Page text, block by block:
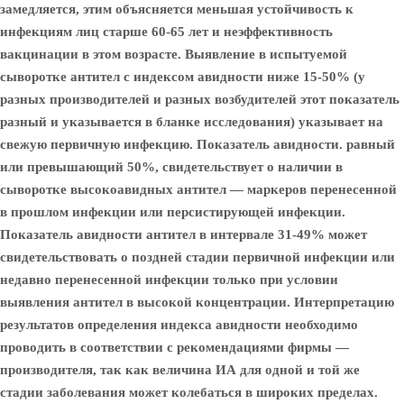
замедляется, этим объясняется меньшая устойчивость к
инфекциям лиц старше 60-65 лет и неэффективность
вакцинации в этом возрасте. Выявление в испытуемой
сыворотке антител с индексом авидности ниже 15-50% (у
разных производителей и разных возбудителей этот показатель
разный и указывается в бланке исследования) указывает на
свежую первичную инфекцию. Показатель авидности. равный
или превышающий 50%, свидетельствует о наличии в
сыворотке высокоавидных антител — маркеров перенесенной
в прошлом инфекции или персистирующей инфекции.
Показатель авидности антител в интервале 31-49% может
свидетельствовать о поздней стадии первичной инфекции или
недавно перенесенной инфекции только при условии
выявления антител в высокой концентрации. Интерпретацию
результатов определения индекса авидности необходимо
проводить в соответствии с рекомендациями фирмы —
производителя, так как величина ИА для одной и той же
стадии заболевания может колебаться в широких пределах.